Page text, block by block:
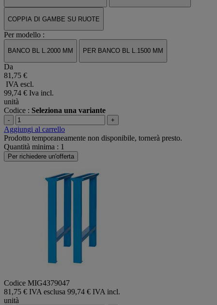
COPPIA DI GAMBE SU RUOTE
Per modello :
BANCO BL L.2000 MM PER BANCO BL L.1500 MM
Da
81,75 €
IVA escl.
99,74 € Iva incl.
unità
Codice : Seleziona una variante
- +
Aggiungi al carrello
Prodotto temporaneamente non disponibile, tornerà presto.
Quantità minima : 1
Per richiedere un'offerta
Codice MIG4379047
81,75 € IVA esclusa 99,74 € IVA incl.
unità